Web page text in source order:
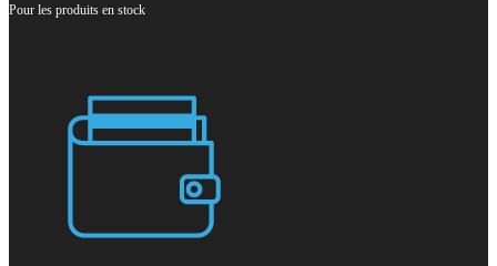
Pour les produits en stock